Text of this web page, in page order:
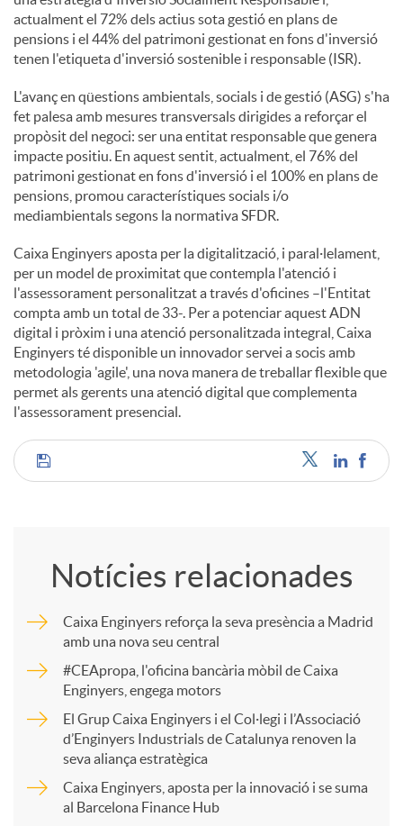
actualment el 72% dels actius sota gestió en plans de
pensions i el 44% del patrimoni gestionat en fons d'inversió
tenen l'etiqueta d'inversió sostenible i responsable (ISR).
L'avanç en qüestions ambientals, socials i de gestió (ASG) s'ha
fet palesa amb mesures transversals dirigides a reforçar el
propòsit del negoci: ser una entitat responsable que genera
impacte positiu. En aquest sentit, actualment, el 76% del
patrimoni gestionat en fons d'inversió i el 100% en plans de
pensions, promou característiques socials i/o
mediambientals segons la normativa SFDR.
Caixa Enginyers aposta per la digitalització, i paral·lelament,
per un model de proximitat que contempla l'atenció i
l'assessorament personalitzat a través d'oficines –l'Entitat
compta amb un total de 33-. Per a potenciar aquest ADN
digital i pròxim i una atenció personalitzada integral, Caixa
Enginyers té disponible un innovador servei a socis amb
metodologia 'agile', una nova manera de treballar flexible que
permet als gerents una atenció digital que complementa
l'assessorament presencial.
C
m
p
a
r
Notícies relacionades
Caixa Enginyers reforça la seva presència a Madrid
amb una nova seu central
#CEApropa, l'oficina bancària mòbil de Caixa
Enginyers, engega motors
El Grup Caixa Enginyers i el Col·legi i l’Associació
d’Enginyers Industrials de Catalunya renoven la
seva aliança estratègica
Caixa Enginyers, aposta per la innovació i se suma
al Barcelona Finance Hub